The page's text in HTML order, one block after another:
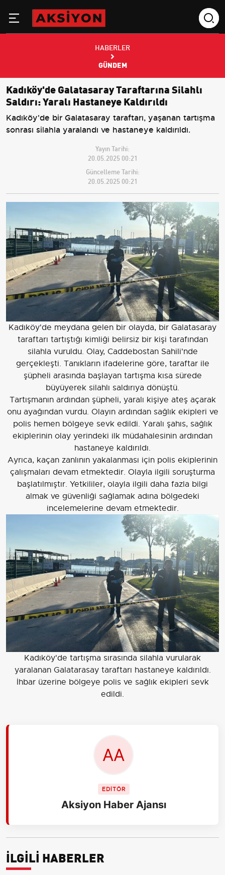
HABERLER
GÜNDEM
Kadıköy'de Galatasaray Taraftarına Silahlı
Saldırı: Yaralı Hastaneye Kaldırıldı
Kadıköy'de bir Galatasaray taraftarı, yaşanan tartışma
sonrası silahla yaralandı ve hastaneye kaldırıldı.
Yayın Tarihi:
20.05.2025 00:21
Güncelleme Tarihi:
20.05.2025 00:21
Kadıköy'de meydana gelen bir olayda, bir Galatasaray
taraftarı tartıştığı kimliği belirsiz bir kişi tarafından
silahla vuruldu. Olay, Caddebostan Sahili'nde
gerçekleşti. Tanıkların ifadelerine göre, taraftar ile
şüpheli arasında başlayan tartışma kısa sürede
büyüyerek silahlı saldırıya dönüştü.
Tartışmanın ardından şüpheli, yaralı kişiye ateş açarak
onu ayağından vurdu. Olayın ardından sağlık ekipleri ve
polis hemen bölgeye sevk edildi. Yaralı şahıs, sağlık
ekiplerinin olay yerindeki ilk müdahalesinin ardından
hastaneye kaldırıldı.
Ayrıca, kaçan zanlının yakalanması için polis ekiplerinin
çalışmaları devam etmektedir. Olayla ilgili soruşturma
başlatılmıştır. Yetkililer, olayla ilgili daha fazla bilgi
almak ve güvenliği sağlamak adına bölgedeki
incelemelerine devam etmektedir.
Kadıköy'de tartışma sırasında silahla vurularak
yaralanan Galatarasay taraftarı hastaneye kaldırıldı.
İhbar üzerine bölgeye polis ve sağlık ekipleri sevk
edildi.
EDİTÖR
Aksiyon Haber Ajansı
İLGİLİ HABERLER